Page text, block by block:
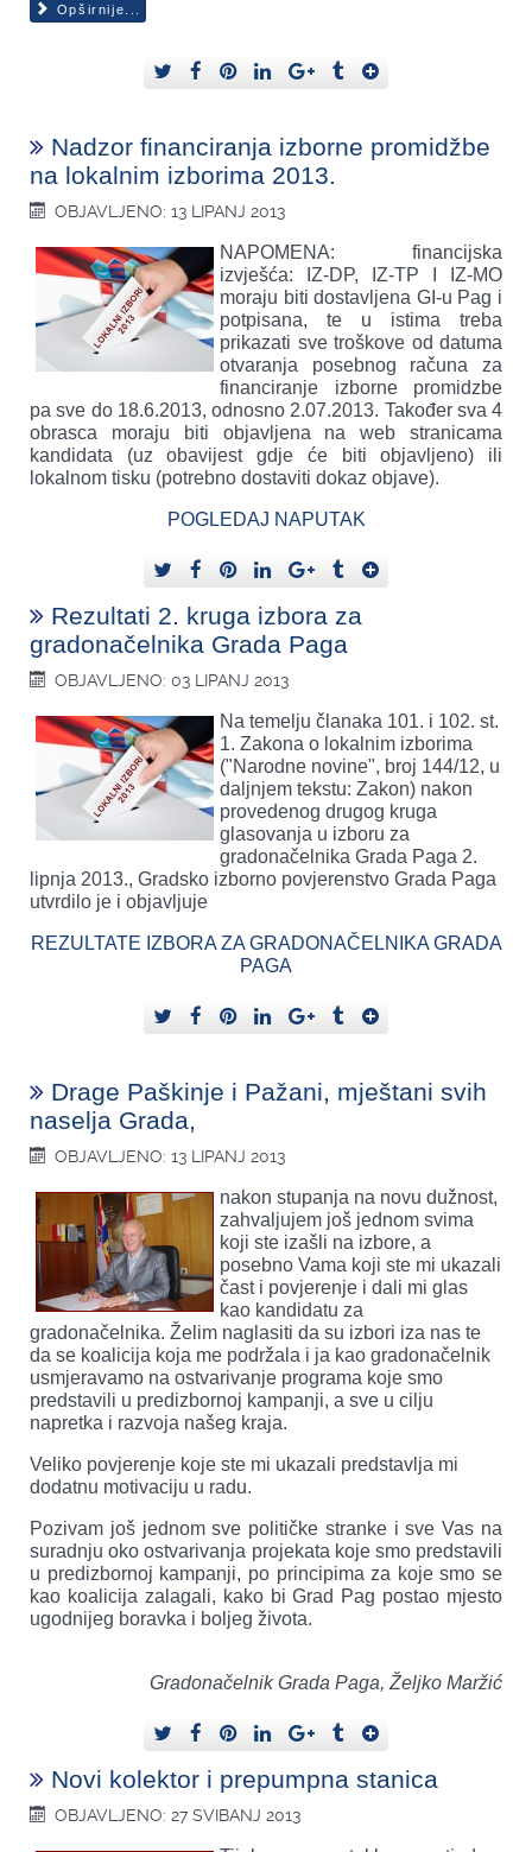
Opširnije...
Nadzor financiranja izborne promidžbe
na lokalnim izborima 2013.
OBJAVLJENO: 13 LIPANJ 2013
NAPOMENA: financijska
izvješća: IZ-DP, IZ-TP I IZ-MO
moraju biti dostavljena GI-u Pag i
potpisana, te u istima treba
prikazati sve troškove od datuma
otvaranja posebnog računa za
financiranje izborne promidzbe
pa sve do 18.6.2013, odnosno 2.07.2013. Također sva 4
obrasca moraju biti objavljena na web stranicama
kandidata (uz obavijest gdje će biti objavljeno) ili
lokalnom tisku (potrebno dostaviti dokaz objave).
POGLEDAJ NAPUTAK
Rezultati 2. kruga izbora za
gradonačelnika Grada Paga
OBJAVLJENO: 03 LIPANJ 2013
Na temelju članaka 101. i 102. st.
1. Zakona o lokalnim izborima
("Narodne novine", broj 144/12, u
daljnjem tekstu: Zakon) nakon
provedenog drugog kruga
glasovanja u izboru za
gradonačelnika Grada Paga 2.
lipnja 2013., Gradsko izborno povjerenstvo Grada Paga
utvrdilo je i objavljuje
REZULTATE IZBORA ZA GRADONAČELNIKA GRADA
PAGA
Drage Paškinje i Pažani, mještani svih
naselja Grada,
OBJAVLJENO: 13 LIPANJ 2013
nakon stupanja na novu dužnost,
zahvaljujem još jednom svima
koji ste izašli na izbore, a
posebno Vama koji ste mi ukazali
čast i povjerenje i dali mi glas
kao kandidatu za
gradonačelnika. Želim naglasiti da su izbori iza nas te
da se koalicija koja me podržala i ja kao gradonačelnik
usmjeravamo na ostvarivanje programa koje smo
predstavili u predizbornoj kampanji, a sve u cilju
napretka i razvoja našeg kraja.
Veliko povjerenje koje ste mi ukazali predstavlja mi
dodatnu motivaciju u radu.
Pozivam još jednom sve političke stranke i sve Vas na
suradnju oko ostvarivanja projekata koje smo predstavili
u predizbornoj kampanji, po principima za koje smo se
kao koalicija zalagali, kako bi Grad Pag postao mjesto
ugodnijeg boravka i boljeg života.
Gradonačelnik Grada Paga, Željko Maržić
Novi kolektor i prepumpna stanica
OBJAVLJENO: 27 SVIBANJ 2013